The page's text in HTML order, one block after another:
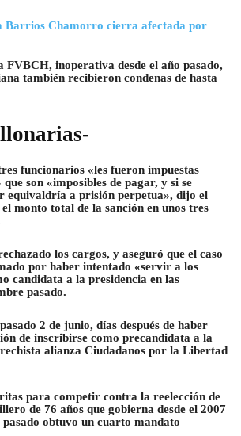
Barrios Chamorro cierra afectada por
FVBCH, inoperativa desde el año pasado,
también recibieron condenas de hasta
funcionarios «les fueron impuestas
son «imposibles de pagar, y si se
equivaldría a prisión perpetua», dijo el
monto total de la sanción en unos tres
los cargos, y aseguró que el caso
por haber intentado «servir a los
candidata a la presidencia en las
pasado.
2 de junio, días después de haber
de inscribirse como precandidata a la
alianza Ciudadanos por la Libertad
para competir contra la reelección de
de 76 años que gobierna desde el 2007
obtuvo un cuarto mandato